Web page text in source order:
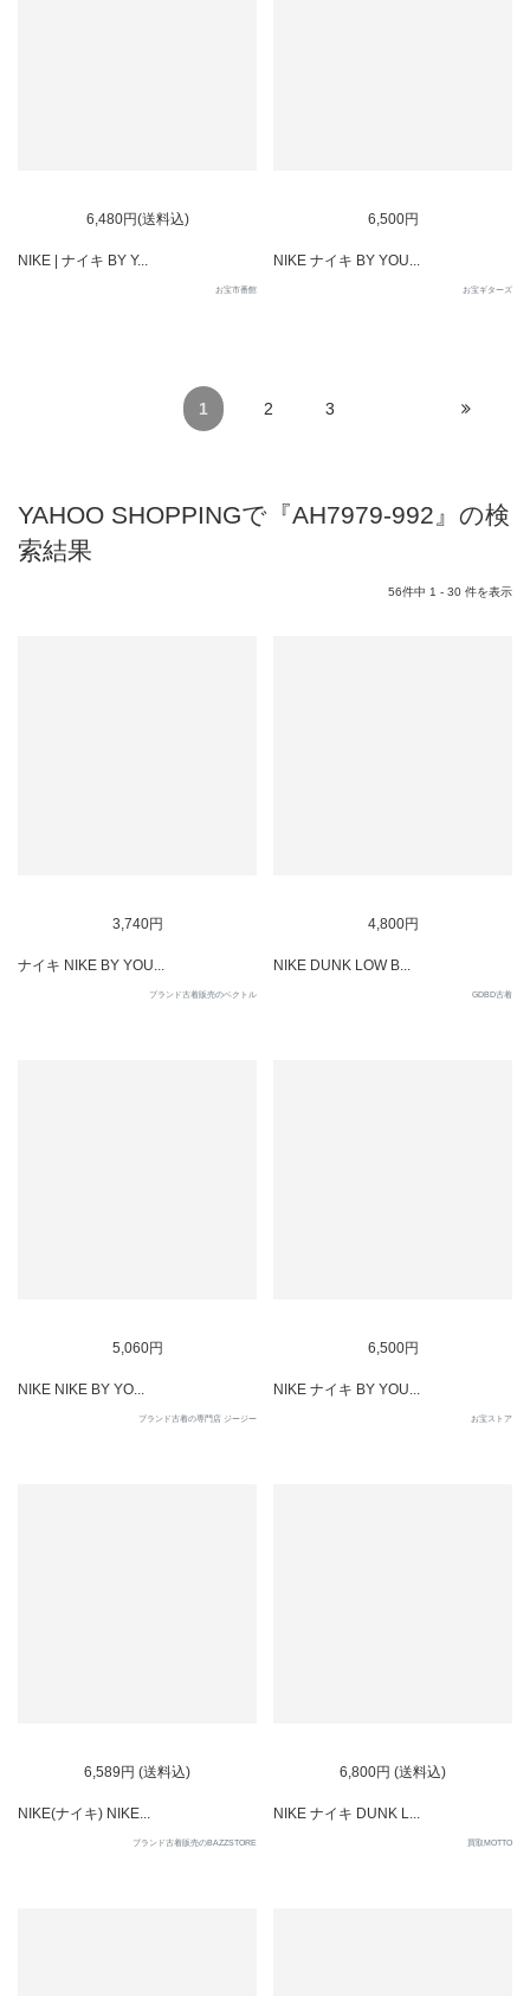
6,480円(送料込)
NIKE | ナイキ BY Y...
お宝市番館
6,500円
NIKE ナイキ BY YOU...
お宝ギターズ
1 2 3
YAHOO SHOPPINGで『AH7979-992』の検
索結果
56件中 1 - 30 件を表示
3,740円
ナイキ NIKE BY YOU...
ブランド古着販売のベクトル
4,800円
NIKE DUNK LOW B...
GDBD古着
5,060円
NIKE NIKE BY YO...
ブランド古着の専門店 ジージー
6,500円
NIKE ナイキ BY YOU...
お宝ストア
6,589円 (送料込)
NIKE(ナイキ) NIKE...
ブランド古着販売のBAZZSTORE
6,800円 (送料込)
NIKE ナイキ DUNK L...
買取MOTTO